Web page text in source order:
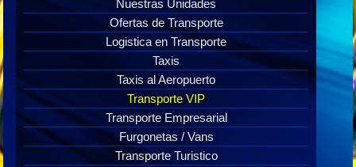
Nuestras Unidades
Ofertas de Transporte
Logistica en Transporte
Taxis
Taxis al Aeropuerto
Transporte VIP
Transporte Empresarial
Furgonetas / Vans
Transporte Turistico